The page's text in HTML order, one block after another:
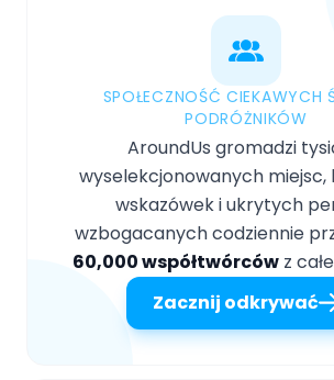
SPOŁECZNOŚĆ CIEKAWYCH
PODRÓŻNIKÓW
AroundUs gromadzi
wyselekcjonowanych miejsc,
wskazówek i ukrytych
wzbogacanych codziennie
60,000 współtwórców z
Zacznij odkrywać